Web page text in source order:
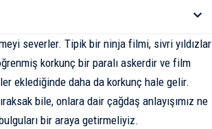
severler. Tipik bir ninja filmi, sivri yıldızlar
korkunç bir paralı askerdir ve film
eklediğinde daha da korkunç hale gelir.
bile, onlara dair çağdaş anlayışımız ne
bir araya getirmeliyiz.